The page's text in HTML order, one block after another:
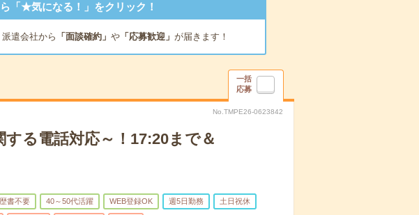
「★気になる！」をクリック！
遣会社から 「面談確約」 や「応募歓迎」 が届きます！
一括
応募
No.TMPE26-0623842
る電話対応～！17:20まで＆
書不要 40～50代活躍 WEB登録OK 週5日勤務 土日祝休